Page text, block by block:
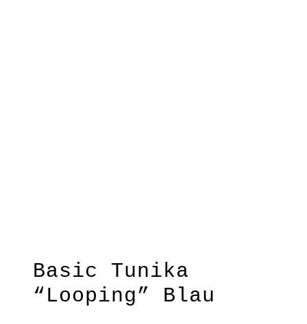
Basic Tunika
“Looping” Blau